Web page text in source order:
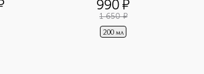
990¤
1 650 ¤
200 мл